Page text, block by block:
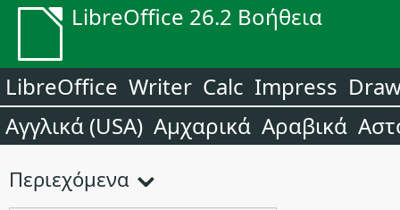
LibreOffice 26.2 Βοήθεια
LibreOffice Writer Calc Impress
Αγγλικά (USA) Αμχαρικά Αραβικά
Περιεχόμενα